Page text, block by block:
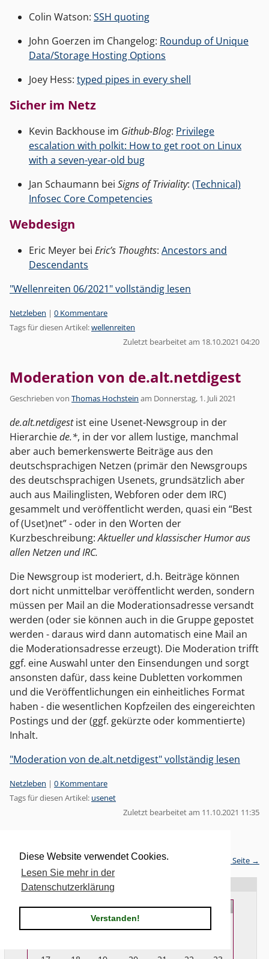
Diese Website verwendet Cookies.
Lesen Sie mehr in der
Datenschutzerklärung
Verstanden!
Colin Watson: SSH quoting
John Goerzen im Changelog: Roundup of Unique
Data/Storage Hosting Options
Joey Hess: typed pipes in every shell
Sicher im Netz
Kevin Backhouse im Github-Blog: Privilege
escalation with polkit: How to get root on Linux
with a seven-year-old bug
Jan Schaumann bei Signs of Triviality: (Technical)
Infosec Core Competencies
Webdesign
Eric Meyer bei Eric’s Thoughts: Ancestors and
Descendants
"Wellenreiten 06/2021" vollständig lesen
Kategorien:
Netzleben | 0 Kommentare
Tags für diesen Artikel:wellenreiten
Zuletzt bearbeitet am 18.10.2021 04:20
Moderation von de.alt.netdigest
Geschrieben von Thomas Hochstein am Donnerstag, 1. Juli 2021
de.alt.netdigestist eine Usenet-Newsgroup in der
Hierarchiede.*, in der vor allem lustige, manchmal
aber auch bemerkenswerte Beiträge aus den
deutschsprachigen Netzen (primär den Newsgroups
des deutschsprachigen Usenets, grundsätzlich aber
auch aus Mailinglisten, Webforen oder dem IRC)
gesammelt und veröffentlicht werden, quasi ein “Best
of (Uset)net” - oder in den Worten der
Kurzbeschreibung:Aktueller und klassischer Humor aus
allen Netzen und IRC.
Die Newsgroup ist moderiert, d.h. Beiträge können
dort nicht unmittelbar veröffentlicht werden, sondern
müssen per Mail an die Moderationsadresse versandt
werden (oder sie können auch in die Gruppe gepostet
werden - daraus wird dann automatisch eine Mail an
die Moderationsadresse erzeugt). Die Moderation trifft
ggf. eine Auswahl unter den Einsendungen und sorgt
ansonsten dafür, dass keine Dubletten vorkommen
und die Veröffentlichungen ein einheitliches Format
haben - die wesentlichen Kopfzeilen des eingereichten
Postings und der (ggf. gekürzte oder kommentierte)
Inhalt.
"Moderation von de.alt.netdigest" vollständig lesen
Kategorien:
Netzleben | 0 Kommentare
Tags für diesen Artikel: usenet
Zuletzt bearbeitet am 11.10.2021 11:35
nächste Seite →
Seitenleiste
Kalender
Mo. Di. Mi. Do. Fr. Sa.
3
4 5 6 7 8